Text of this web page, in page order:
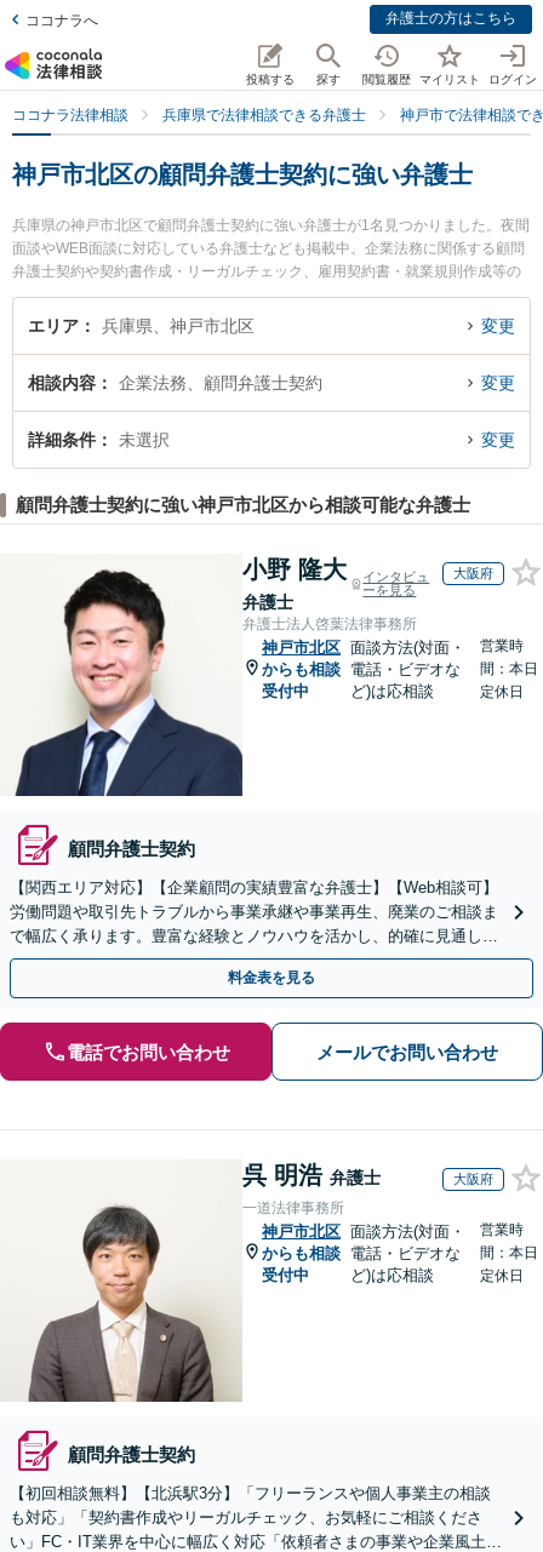
ココナラへ 弁護士の方はこちら
投稿する 探す 閲覧履歴 マイリスト ログイン
ココナラ法律相談 兵庫県で法律相談できる弁護士 神戸市で法律相談で
神戸市北区の顧問弁護士契約に強い弁護士
兵庫県の神戸市北区で顧問弁護士契約に強い弁護士が1名見つかりました。夜間
面談やWEB面談に対応している弁護士なども掲載中。企業法務に関係する顧問
弁護士契約や契約書作成・リーガルチェック、雇用契約書・就業規則作成等の
細かな分野での絞り込み検索もでき便利です。特に弁護士法人近畿フロンティ
ア法律事務所 神戸北オフィスの金子 敬之弁護士のプロフィール情報や弁護士費
ラブル解決の実績豊富な近くの弁護士を検索したい』『初回相談無料で顧問弁
護士契約を法律相談できる神戸市北区内の弁護士に相談予約したい』などでお
困りの相談者さんにおすすめです。
エリア 兵庫県、神戸市北区 変更
相談内容 企業法務、顧問弁護士契約 変更
詳細条件 未選択 変更
顧問弁護士契約に強い神戸市北区から相談可能な弁護士
小野 隆大
弁護士
インタビュ
ーを見る
大阪府
弁護士法人啓葉法律事務所
神戸市北区
からも相談
受付中
面談方法(対面・
電話・ビデオな
ど)は応相談
営業時
間：本日
定休日
顧問弁護士契約
【関西エリア対応】【企業顧問の実績豊富な弁護士】【Web相談可】
労働問題や取引先トラブルから事業承継や事業再生、廃業のご相談ま
で幅広く承ります。豊富な経験とノウハウを活かし、的確に見通しを
立て先手を打った対応が強みです。顧問契約の実績も多数
料金表を見る
電話でお問い合わせ メールでお問い合わせ
呉 明浩 弁護士 大阪府
一道法律事務所
神戸市北区
からも相談
受付中
面談方法(対面・
電話・ビデオな
ど)は応相談
営業時
間：本日
定休日
顧問弁護士契約
【初回相談無料】【北浜駅3分】「フリーランスや個人事業主の相談
も対応」「契約書作成やリーガルチェック、お気軽にご相談くださ
い」FC・IT業界を中心に幅広く対応「依頼者さまの事業や企業風土を